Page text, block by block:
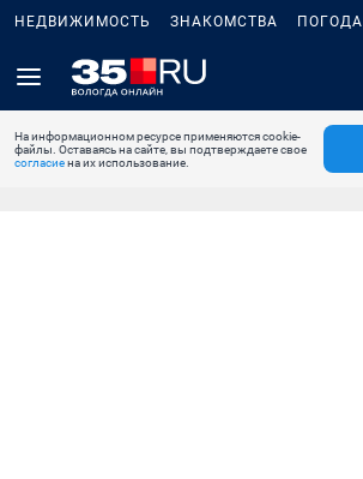
НЕДВИЖИМОСТЬ ЗНАКОМСТВА ПОГОДА
На информационном ресурсе применяются cookie-
файлы. Оставаясь на сайте, вы подтверждаете свое
согласиена их использование.